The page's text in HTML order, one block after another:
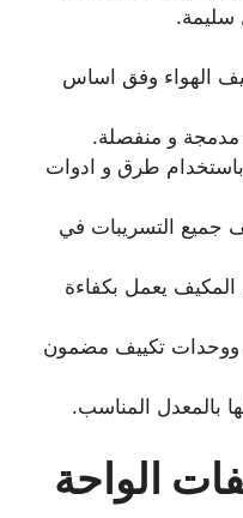
الهواء وفق اساس
باستخدام طرق و ادوات
جميع التسريبات في
يعمل بكفاءة
تكييف مضمون
بالمعدل المناسب.
الواحة